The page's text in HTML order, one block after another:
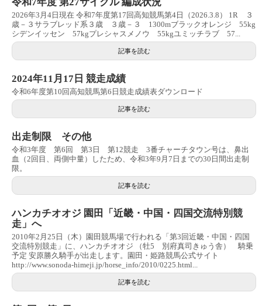
2026年3月4日現在 令和7年度第17回高知競馬第4日（2026.3.8） 1R ３
歳－３サラブレッド系３歳 ３歳－３ 1300mブラックオレンジ 55kg
シデンイッセン 57kgプレシャスメノウ 55kgユミッチラブ 57...
記事を読む
2024年11月17日 競走成績
令和6年度第10回高知競馬第6日競走成績表ダウンロード
記事を読む
出走制限 その他
令和3年度 第6回 第3日 第12競走 3番チャーチタウン号は、鼻出
血（2回目、両側中量）したため、令和3年9月7日までの30日間出走制
限。
記事を読む
ハンカチオオジ 園田「近畿・中国・四国交流特別競
走」へ
2010年2月25日（木）園田競馬場で行われる「第3回近畿・中国・四国
交流特別競走」に、ハンカチオオジ （牡5 別府真司きゅう舎） 騎乗
予定 安原勝久騎手が出走します。園田・姫路競馬公式サイト
http://www.sonoda-himeji.jp/horse_info/2010/0225.html...
記事を読む